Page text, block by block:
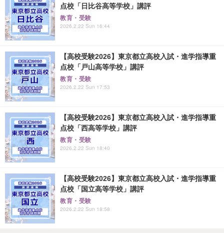
点校「日比谷高等学校」講評
教育・受験
2026.2.22 Sun 16:44
【高校受験2026】東京都立高校入試・進学指導重
点校「戸山高等学校」講評
教育・受験
2026.2.22 Sun 17:53
【高校受験2026】東京都立高校入試・進学指導重
点校「西高等学校」講評
教育・受験
2026.2.22 Sun 18:40
【高校受験2026】東京都立高校入試・進学指導重
点校「国立高等学校」講評
教育・受験
2026.2.22 Sun 18:58